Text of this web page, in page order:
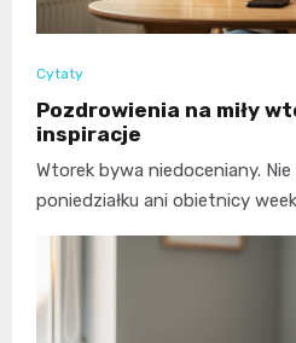
Cytaty
Pozdrowienia na miły
inspiracje
Wtorek bywa niedoceniany.
poniedziałku ani obietnicy